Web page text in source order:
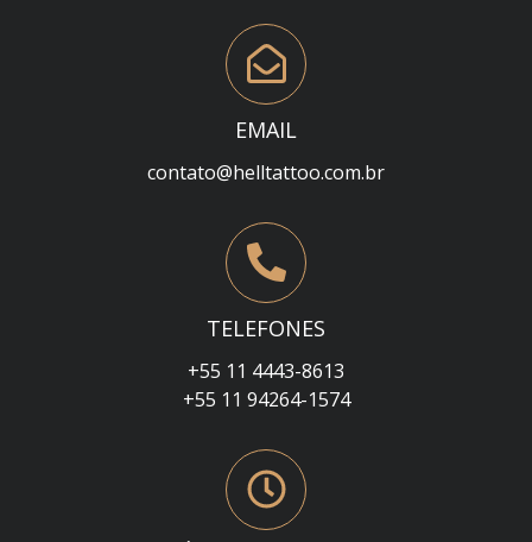
EMAIL
contato@helltattoo.com.br
TELEFONES
+55 11 4443-8613
+55 11 94264-1574